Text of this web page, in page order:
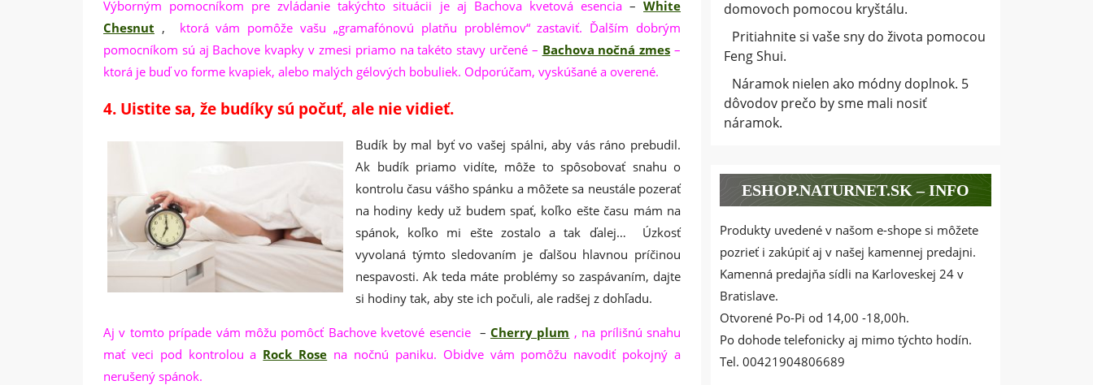
Výborným pomocníkom pre zvládanie takýchto situácii je aj Bachova kvetová esencia– White
Chesnut , ktorá vám pomôže vašu „gramafónovú platňu problémov“ zastaviť. Ďalším dobrým
pomocníkom sú aj Bachove kvapky v zmesi priamo na takéto stavy určené – Bachova nočná zmes –
ktorá je buď vo forme kvapiek, alebo malých gélových bobuliek. Odporúčam, vyskúšané a overené.
4. Uistite sa, že budíky sú počuť, ale nie vidieť.
Budík by mal byť vo vašej spálni, aby vás ráno prebudil.
Ak budík priamo vidíte, môže to spôsobovať snahu o
kontrolu času vášho spánku a môžete sa neustále pozerať
na hodiny kedy už budem spať, koľko ešte času mám na
spánok, koľko mi ešte zostalo a tak ďalej… Úzkosť
vyvolaná týmto sledovaním je ďalšou hlavnou príčinou
nespavosti. Ak teda máte problémy so zaspávaním, dajte
si hodiny tak, aby ste ich počuli, ale radšej z dohľadu.
Aj v tomto prípade vám môžu pomôcť Bachove kvetové esencie – Cherry plum , na prílišnú snahu
mať veci pod kontrolou a Rock Rose na nočnú paniku. Obidve vám pomôžu navodiť pokojný a
nerušený spánok.
domovoch pomocou kryštálu.
Pritiahnite si vaše sny do života pomocou
Feng Shui.
Náramok nielen ako módny doplnok. 5
dôvodov prečo by sme mali nosiť
náramok.
ESHOP.NATURNET.SK – INFO
Produkty uvedené v našom e-shope si môžete
pozrieť i zakúpiť aj v našej kamennej predajni.
Kamenná predajňa sídli na Karloveskej 24 v
Bratislave.
Otvorené Po-Pi od 14,00 -18,00h.
Po dohode telefonicky aj mimo týchto hodín.
Tel. 00421904806689